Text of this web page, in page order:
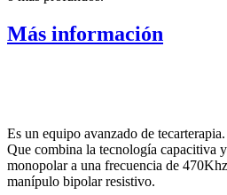
Más información
Es un equipo avanzado de tecarterapia.
Que combina la tecnología capacitiva
monopolar a una frecuencia de
manípulo bipolar resistivo.